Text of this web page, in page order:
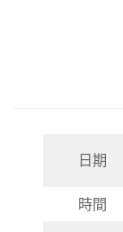
日期
時間